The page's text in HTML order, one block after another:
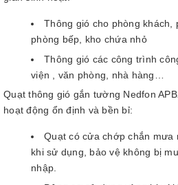
Thông gió cho phòng khách,
phòng bếp, kho chứa nhỏ
Thông gió các công trình
viện , văn phòng, nhà hàng…
Quạt thông gió gắn tường Nedfon
hoạt động ổn định và bền bỉ:
Quạt có cửa chớp chắn mưa
khi sử dụng, bảo vệ không bị
nhập.